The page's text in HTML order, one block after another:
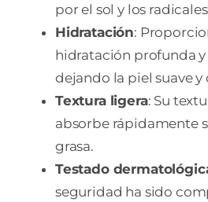
por el sol y los
Hidratación:
hidratación profunda y
dejando la piel suave
Textura ligera: Su
absorbe rápidamente
grasa.
Testado
seguridad ha sido